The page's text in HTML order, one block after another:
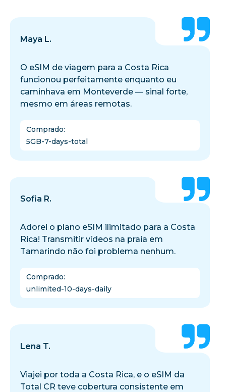
Maya L.
O eSIM de viagem para a Costa Rica
funcionou perfeitamente enquanto eu
caminhava em Monteverde — sinal forte,
mesmo em áreas remotas.
Comprado:
5GB-7-days-total
Sofia R.
Adorei o plano eSIM ilimitado para a Costa
Rica! Transmitir vídeos na praia em
Tamarindo não foi problema nenhum.
Comprado:
unlimited-10-days-daily
Lena T.
Viajei por toda a Costa Rica, e o eSIM da
Total CR teve cobertura consistente em